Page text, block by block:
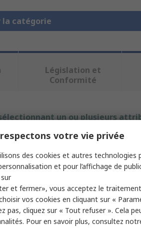
la catégorie
Législation et
Conformité
un ou plusieurs
Valeur
No Climb
Testeur de
Fumée
Solo
votre vie privée
des cookies et autres technologies
et pour l’affichage de
et fermer», vous acceptez le
vos cookies en cliquant sur «
pas, cliquez sur « Tout refuser ». Cela
Pour en savoir plus, consultez